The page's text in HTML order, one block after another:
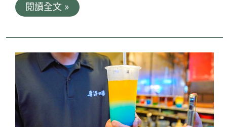
員
林
南
永
小
｜
閱讀全文 »